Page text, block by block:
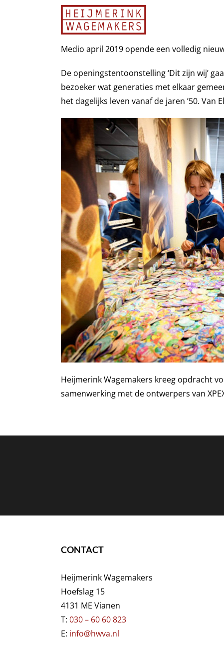
Medio april 2019 opende een volledig
De openingstentoonstelling ‘Dit zijn wij’
bezoeker wat generaties met elkaar
het dagelijks leven vanaf de jaren ’50.
Heijmerink Wagemakers kreeg opdracht
samenwerking met de ontwerpers van
CONTACT
Heijmerink Wagemakers
Hoefslag 15
4131 ME Vianen
T: 030 – 60 60 823
E: info@hwva.nl